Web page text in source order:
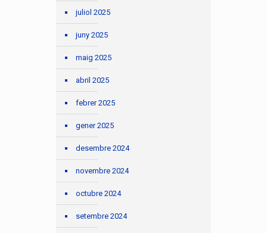
juliol 2025
juny 2025
maig 2025
abril 2025
febrer 2025
gener 2025
desembre 2024
novembre 2024
octubre 2024
setembre 2024